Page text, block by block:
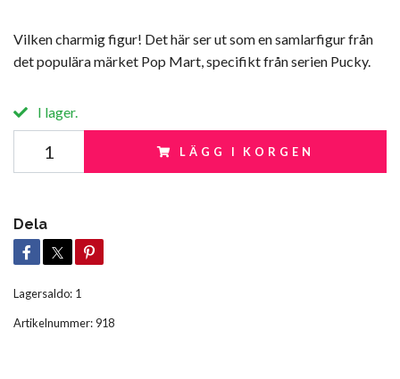
Vilken charmig figur! Det här ser ut som en samlarfigur från
det populära märket Pop Mart, specifikt från serien Pucky.
I lager.
LÄGG I KORGEN
Dela
Lagersaldo: 1
Artikelnummer:918